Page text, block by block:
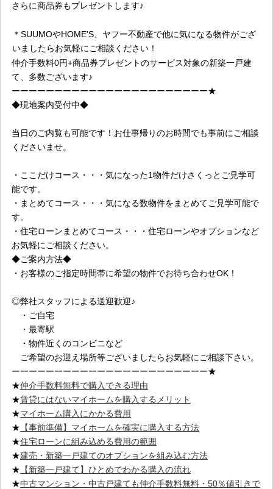
さらに商品券もプレゼントします♪
＊SUUMOやHOME'S、ヤフー不動産で他に気になる物件がござ
いましたらお気軽にご相談ください！
仲介手数料0円+商品券プレゼントのサービス対象の新築一戸建
て、多数ございます♪
ーーーーーーーーーーーーーーーーーーーーーーー★
◆現地案内受付中◆
当日のご内覧も可能です！お仕事帰りのお時間でも事前にご相談
くださいませ。
・ここだけコース・・・気になった1物件だけさくっとご見学可
能です。
・まとめてコース・・・気になる数物件をまとめてご見学可能で
す。
・住宅ローンまとめてコース・・・住宅ローンやオプションなど
お気軽にご相談ください。
◆ご案内方法◆
・お客様のご指定時間帯に希望の物件でお待ち合わせOK！
◎弊社スタッフによる送迎歓迎♪
・ご自宅
・最寄駅
・物件近くのコンビニなど
ご希望のお迎え場所等ございましたらお気軽にご相談下さい。
ーーーーーーーーーーーーーーーーーーーーーーー★
★仲介手数料無料で購入できる理由
★賃貸にはないマイホームを購入するメリット
★マイホーム購入にかかる費用
★ 【事前準備】マイホームを確実に購入する方法
★住宅ローンに組み込める費用の範囲
★建売・新築一戸建てのオプションを組み込む方法
★ 【新築一戸建て】ひとめでわかる購入の流れ
★中古マンション・中古戸建ても仲介手数料無料・50％値引きで